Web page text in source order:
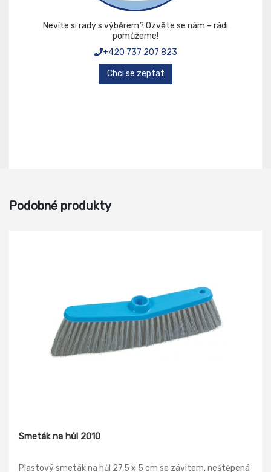
Nevíte si rady s výběrem? Ozvěte se nám – rádi
pomůžeme!
+420 737 207 823
Chci se zeptat
Podobné produkty
Smeták na hůl 2010
Plastový smeták na hůl 27,5 x 5 cm se závitem, neštěpená